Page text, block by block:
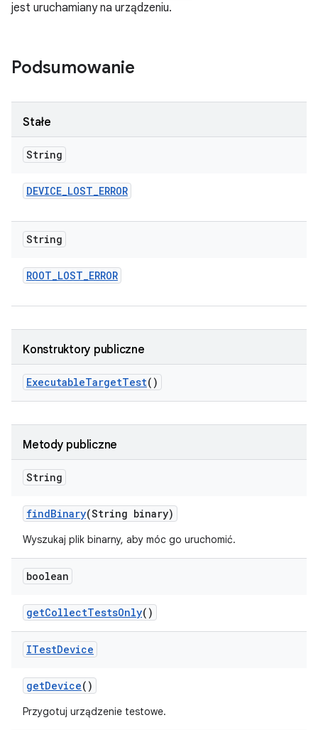
jest uruchamiany na urządzeniu.
Podsumowanie
Stałe
String
DEVICE_LOST_ERROR
String
ROOT_LOST_ERROR
Konstruktory publiczne
ExecutableTargetTest()
Metody publiczne
String
findBinary(String binary)
Wyszukaj plik binarny, aby móc go uruchomić.
boolean
getCollectTestsOnly()
ITestDevice
getDevice()
Przygotuj urządzenie testowe.